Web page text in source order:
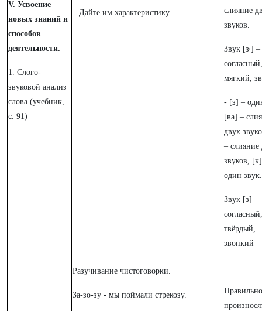
V. Усвоение
новых знаний и
способов
деятельности.
1. Слого-
звуковой анализ
слова (учебник,
с. 91)
– Дайте им характеристику.
Разучивание чистоговорки.
За-зо-зу - мы поймали стрекозу.
слияние
звуков.
Звук [з ] –
согласный,
мягкий,
- [з] –
[ва] –
двух
– слияние
звуков,
один звук.
Звук [з] –
согласный,
твёрдый,
звонкий
Правильно